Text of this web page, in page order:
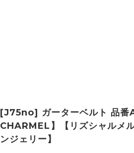
[J75no] ガーターベルト 品
CHARMEL】【リズシャルメ
ンジェリー】